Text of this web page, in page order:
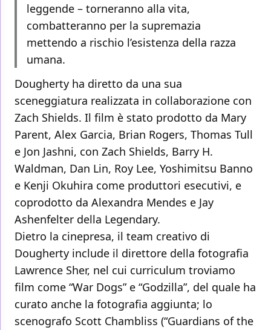
leggende – torneranno alla vita,
combatteranno per la supremazia
mettendo a rischio l’esistenza della razza
umana.
Dougherty ha diretto da una sua
sceneggiatura realizzata in collaborazione con
Zach Shields. Il film è stato prodotto da Mary
Parent, Alex Garcia, Brian Rogers, Thomas Tull
e Jon Jashni, con Zach Shields, Barry H.
Waldman, Dan Lin, Roy Lee, Yoshimitsu Banno
e Kenji Okuhira come produttori esecutivi, e
coprodotto da Alexandra Mendes e Jay
Ashenfelter della Legendary.
Dietro la cinepresa, il team creativo di
Dougherty include il direttore della fotografia
Lawrence Sher, nel cui curriculum troviamo
film come “War Dogs” e “Godzilla”, del quale ha
curato anche la fotografia aggiunta; lo
scenografo Scott Chambliss (“Guardians of the